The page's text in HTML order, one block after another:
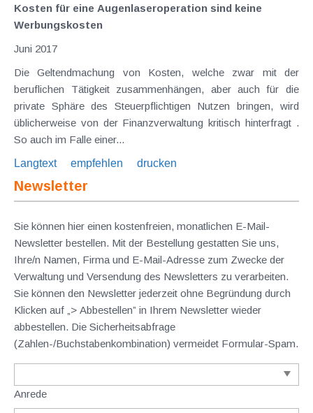
Kosten für eine Augenlaseroperation sind keine
Werbungskosten
Juni 2017
Die Geltendmachung von Kosten, welche zwar mit der
beruflichen Tätigkeit zusammenhängen, aber auch für die
private Sphäre des Steuerpflichtigen Nutzen bringen, wird
üblicherweise von der Finanzverwaltung kritisch hinterfragt .
So auch im Falle einer...
Langtext
empfehlen drucken
Newsletter
Sie können hier einen kostenfreien, monatlichen E-Mail-
Newsletter bestellen. Mit der Bestellung gestatten Sie uns,
Ihre/n Namen, Firma und E-Mail-Adresse zum Zwecke der
Verwaltung und Versendung des Newsletters zu verarbeiten.
Sie können den Newsletter jederzeit ohne Begründung durch
Klicken auf „> Abbestellen” in Ihrem Newsletter wieder
abbestellen. Die Sicherheitsabfrage
(Zahlen-/Buchstabenkombination) vermeidet Formular-Spam.
Anrede